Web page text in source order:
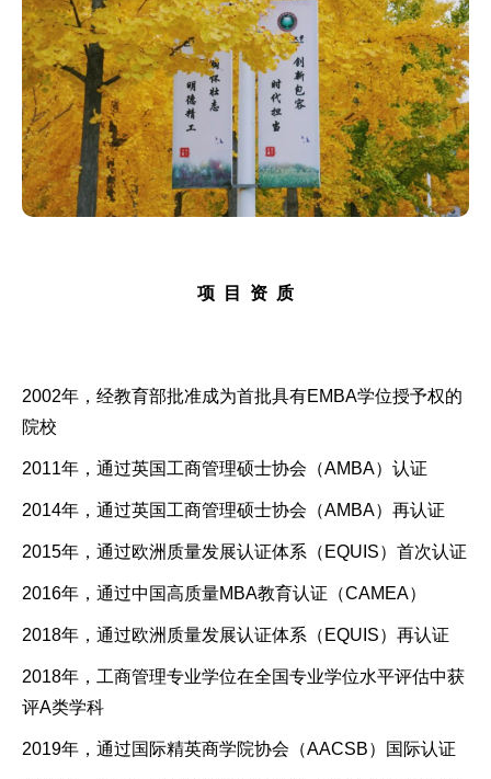
项 目 资 质
2002年，经教育部批准成为首批具有EMBA学位授予权的
院校
2011年，通过英国工商管理硕士协会（AMBA）认证
2014年，通过英国工商管理硕士协会（AMBA）再认证
2015年，通过欧洲质量发展认证体系（EQUIS）首次认证
2016年，通过中国高质量MBA教育认证（CAMEA）
2018年，通过欧洲质量发展认证体系（EQUIS）再认证
2018年，工商管理专业学位在全国专业学位水平评估中获
评A类学科
2019年，通过国际精英商学院协会（AACSB）国际认证